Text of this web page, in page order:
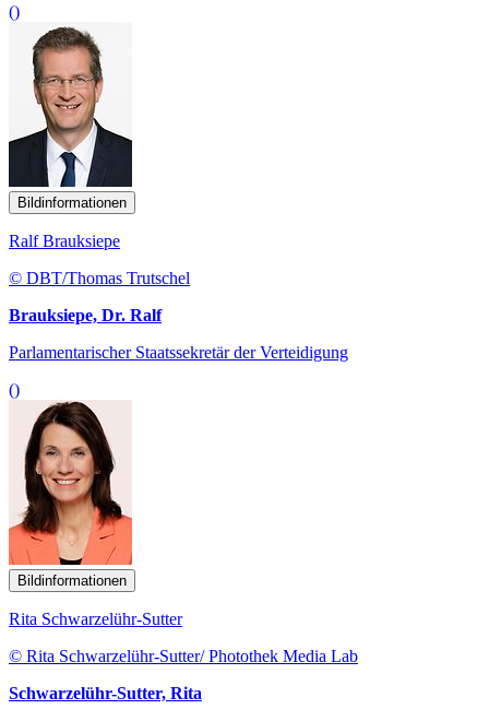
()
Bildinformationen
Ralf Brauksiepe
© DBT/Thomas Trutschel
Brauksiepe, Dr. Ralf
Parlamentarischer Staatssekretär der Verteidigung
()
Bildinformationen
Rita Schwarzelühr-Sutter
© Rita Schwarzelühr-Sutter/ Photothek Media Lab
Schwarzelühr-Sutter, Rita